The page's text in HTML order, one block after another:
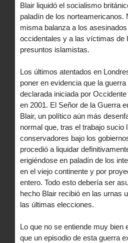
Blair liquidó el socialismo
paladín de los norteamericanos.
misma balanza a los
occidentales y a las víctimas de
presuntos islamistas.
Los últimos atentados en
poner en evidencia que la
declarada iniciada por
en 2001. El Señor de la Guerra
Blair, un político aún más
normal que, tras el trabajo sucio
conservadores bajo los
procedió a liquidar
erigiéndose en paladín de los
en el viejo continente y por
entero. Todo esto debería ser
hecho Blair recibió en las urnas
las últimas elecciones.
Lo que no se entiende muy bien
que un episodio de esta guerra